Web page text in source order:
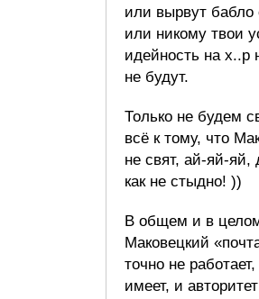
или вырвут бабло
или никому твои
идейность на х..р
не будут.
Только не будем
всё к тому, что
не свят, ай-яй-яй,
как не стыдно! ))
В общем и в
Маковецкий
точно не
имеет, и